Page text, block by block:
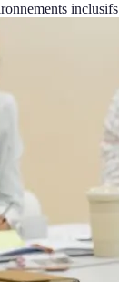
inclusifs